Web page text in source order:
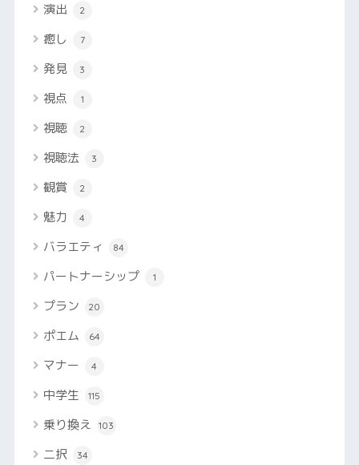
演出 2
癒し 7
発見 3
視点 1
視聴 2
視聴法 3
観賞 2
魅力 4
バラエティ 84
パートナーシップ 1
プラン 20
ポエム 64
マナー 4
中学生 115
乗り換え 103
二択 34